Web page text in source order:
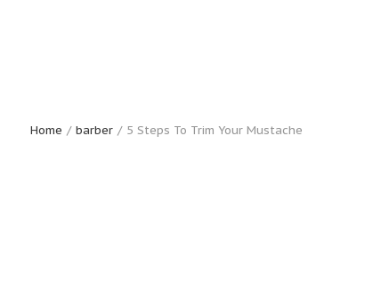
Home barber 5 Steps To Trim Your Mustache